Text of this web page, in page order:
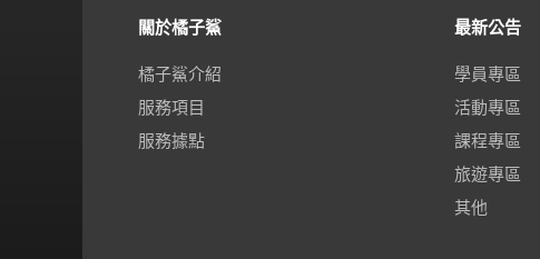
關於橘子鯊
橘子鯊介紹
服務項目
服務據點
最新公告
學員專區
活動專區
課程專區
旅遊專區
其他